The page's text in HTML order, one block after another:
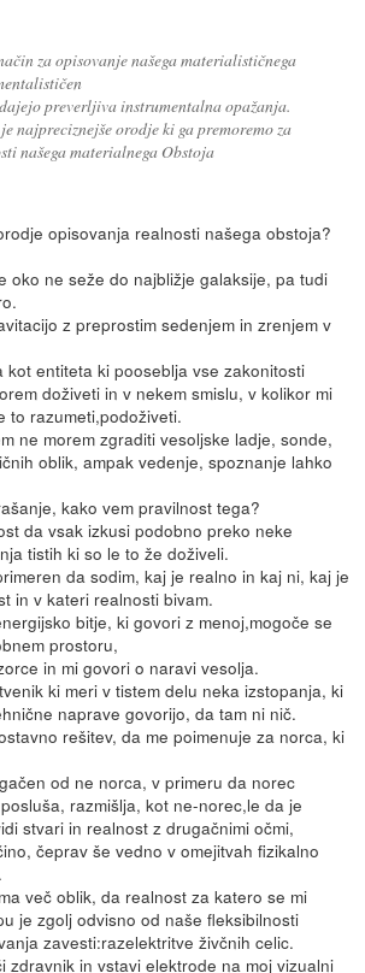
za opisovanje našega materialističnega
preverljiva instrumentalna opažanja.
najpreciznejše orodje ki ga premoremo za
našega materialnega Obstoja
opisovanja realnosti našega obstoja?
oko ne seže do najbližje galaksije, pa tudi
z preprostim sedenjem in zrenjem v
kot entiteta ki pooseblja vse zakonitosti
doživeti in v nekem smislu, v kolikor mi
to razumeti,podoživeti.
ne morem zgraditi vesoljske ladje, sonde,
oblik, ampak vedenje, spoznanje lahko
kako vem pravilnost tega?
da vsak izkusi podobno preko neke
tistih ki so le to že doživeli.
da sodim, kaj je realno in kaj ni, kaj je
in v kateri realnosti bivam.
bitje, ki govori z menoj,mogoče se
prostoru,
in mi govori o naravi vesolja.
ki meri v tistem delu neka izstopanja, ki
naprave govorijo, da tam ni nič.
rešitev, da me poimenuje za norca, ki
od ne norca, v primeru da norec
razmišlja, kot ne-norec,le da je
stvari in realnost z drugačnimi očmi,
čeprav še vedno v omejitvah fizikalno
več oblik, da realnost za katero se mi
je zgolj odvisno od naše fleksibilnosti
zavesti:razelektritve živčnih celic.
zdravnik in vstavi elektrode na moj vizualni